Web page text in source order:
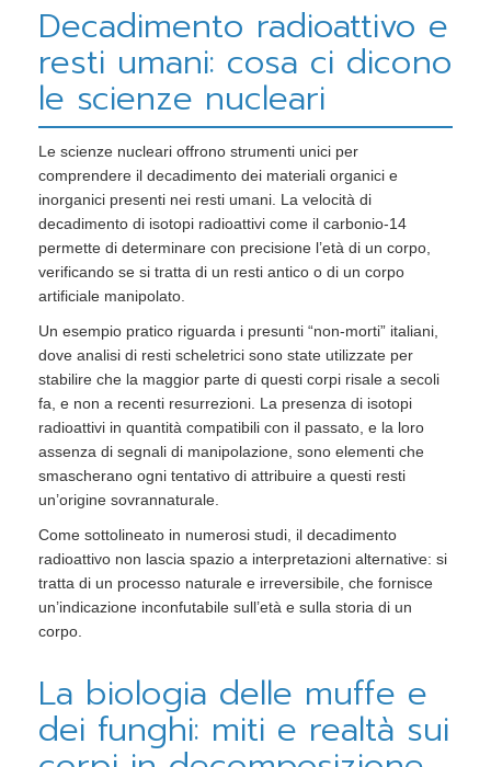
Decadimento radioattivo e
resti umani: cosa ci dicono
le scienze nucleari
Le scienze nucleari offrono strumenti unici per
comprendere il decadimento dei materiali organici e
inorganici presenti nei resti umani. La velocità di
decadimento di isotopi radioattivi come il carbonio-14
permette di determinare con precisione l’età di un corpo,
verificando se si tratta di un resti antico o di un corpo
artificiale manipolato.
Un esempio pratico riguarda i presunti “non-morti” italiani,
dove analisi di resti scheletrici sono state utilizzate per
stabilire che la maggior parte di questi corpi risale a secoli
fa, e non a recenti resurrezioni. La presenza di isotopi
radioattivi in quantità compatibili con il passato, e la loro
assenza di segnali di manipolazione, sono elementi che
smascherano ogni tentativo di attribuire a questi resti
un’origine sovrannaturale.
Come sottolineato in numerosi studi, il decadimento
radioattivo non lascia spazio a interpretazioni alternative: si
tratta di un processo naturale e irreversibile, che fornisce
un’indicazione inconfutabile sull’età e sulla storia di un
corpo.
La biologia delle muffe e
dei funghi: miti e realtà sui